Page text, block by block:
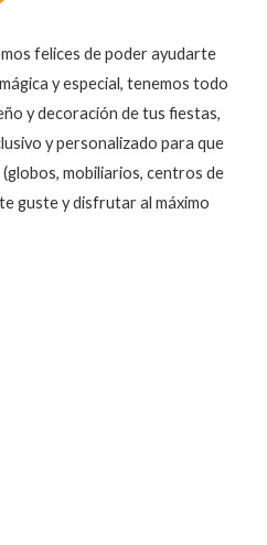
felices de poder ayudarte
y especial, tenemos todo
y decoración de tus fiestas,
y personalizado para que
mobiliarios, centros de
guste y disfrutar al máximo